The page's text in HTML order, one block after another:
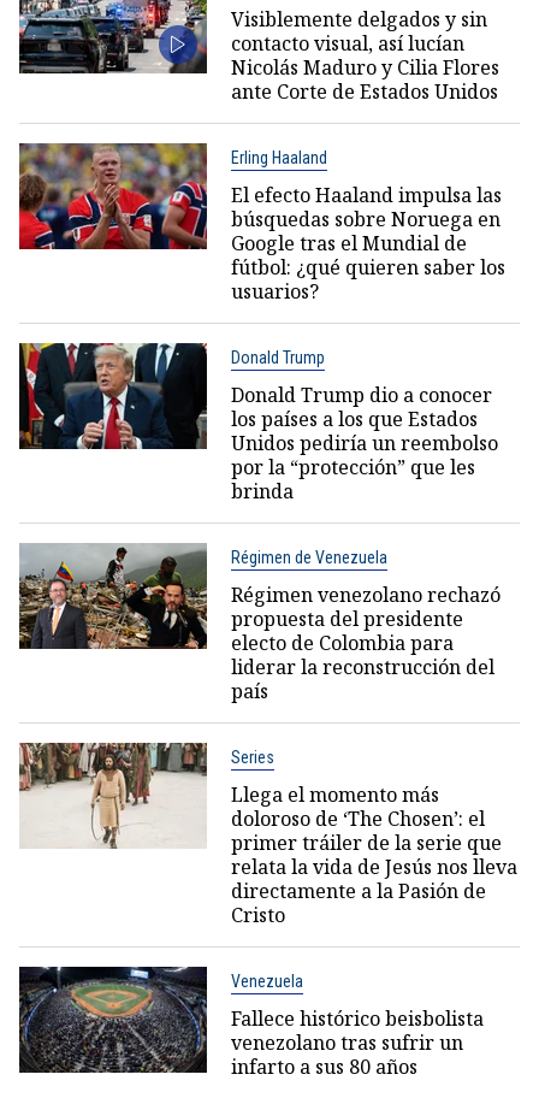
Visiblemente delgados y sin
contacto visual, así lucían
Nicolás Maduro y Cilia Flores
ante Corte de Estados Unidos
Erling Haaland
El efecto Haaland impulsa las
búsquedas sobre Noruega en
Google tras el Mundial de
fútbol: ¿qué quieren saber los
usuarios?
Donald Trump
Donald Trump dio a conocer
los países a los que Estados
Unidos pediría un reembolso
por la “protección” que les
brinda
Régimen de Venezuela
Régimen venezolano rechazó
propuesta del presidente
electo de Colombia para
liderar la reconstrucción del
país
Series
Llega el momento más
doloroso de ‘The Chosen’: el
primer tráiler de la serie que
relata la vida de Jesús nos lleva
directamente a la Pasión de
Cristo
Venezuela
Fallece histórico beisbolista
venezolano tras sufrir un
infarto a sus 80 años